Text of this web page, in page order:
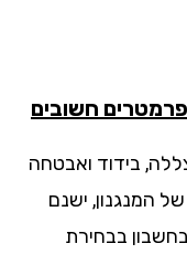
חשובים
בידוד ואבטחה
ישנם
בבחירת